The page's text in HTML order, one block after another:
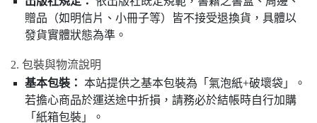
贈品（如明信片、小冊子等）皆不接受退換貨，具體以
發貨實體狀態為準。
2. 包裝與物流說明
基本包裝： 本站提供之基本包裝為「氣泡紙+破壞袋」。
若擔心商品於運送途中折損，請務必於結帳時自行加購
「紙箱包裝」。